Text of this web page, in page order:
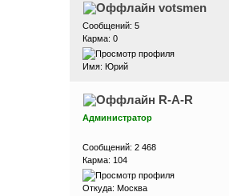
votsmen
Сообщений: 5
Карма: 0
Имя: Юрий
R-A-R
Администратор
Сообщений: 2 468
Карма: 104
Откуда: Москва